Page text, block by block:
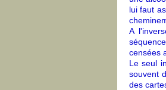
lui faut
A
censées
Le seul
souvent
des